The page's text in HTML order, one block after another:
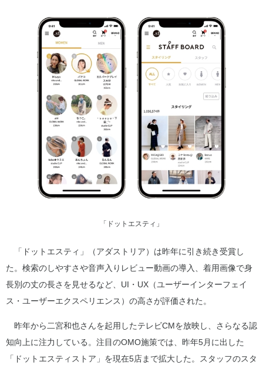
「ドットエスティ」
「ドットエスティ」（アダストリア）は昨年に引き続き受賞し
た。検索のしやすさや音声入りレビュー動画の導入、着用画像で身
長別の丈の長さを見せるなど、UI・UX（ユーザーインターフェイ
ス・ユーザーエクスペリエンス）の高さが評価された。
昨年から二宮和也さんを起用したテレビCMを放映し、さらなる認
知向上に注力している。注目のOMO施策では、昨年5月に出した
「ドットエスティストア」を現在5店まで拡大した。スタッフのスタ